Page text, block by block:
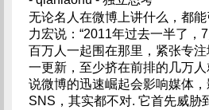
无论名人在微博上讲什么，都能
力宏说：“2011年过去一半了，
百万人一起围在那里，紧张专
一更新，至少挤在前排的几万人
说微博的迅速崛起会影响媒体
SNS，其实都不对. 它首先威胁